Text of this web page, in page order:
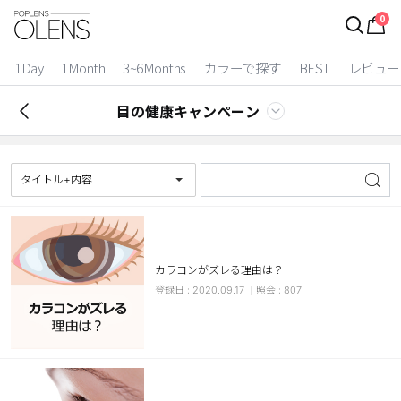
0
1Day 1Month 3~6Months カラーで探す BEST レビュー
ログイン
カラコン比較
今月限定特典
ベスト
カラコン
装着期間
1 Day
2 Weeks
1 Month
カラー
目の健康キャンペーン
タイトル+内容
カラコンがズレる理由は？
2020.09.17 807